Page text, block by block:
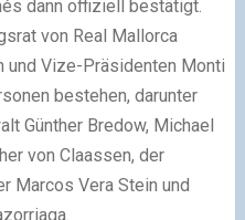
dann offiziell bestätigt.
von Real Mallorca
und Vize-Präsidenten Monti
bestehen, darunter
Günther Bredow, Michael
von Claassen, der
Marcos Vera Stein und